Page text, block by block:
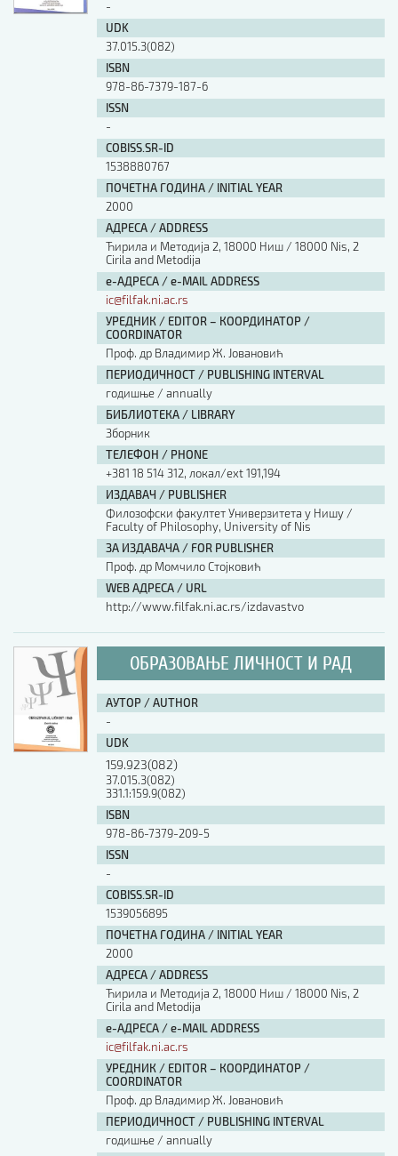
-
UDK
37.015.3(082)
ISBN
978-86-7379-187-6
ISSN
-
COBISS.SR-ID
1538880767
ПОЧЕТНА ГОДИНА / INITIAL YEAR
2000
АДРЕСА / ADDRESS
Ћирила и Методија 2, 18000 Ниш / 18000 Nis, 2
Cirila and Metodija
е-АДРЕСА / e-MAIL ADDRESS
ic@filfak.ni.ac.rs
УРЕДНИК / EDITOR – КООРДИНАТОР /
COORDINATOR
Проф. др Владимир Ж. Јовановић
ПЕРИОДИЧНОСТ / PUBLISHING INTERVAL
годишње / annually
БИБЛИОТЕКА / LIBRARY
Зборник
ТЕЛЕФОН / PHONE
+381 18 514 312, локал/ext 191,194
ИЗДАВАЧ / PUBLISHER
Филозофски факултет Универзитета у Нишу /
Faculty of Philosophy, University of Nis
ЗА ИЗДАВАЧА / FOR PUBLISHER
Проф. др Момчило Стојковић
WEB АДРЕСА / URL
http://www.filfak.ni.ac.rs/izdavastvo
ОБРАЗОВАЊЕ ЛИЧНОСТ И РАД
АУТОР / AUTHOR
-
UDK
159.923(082)
37.015.3(082)
331.1:159.9(082)
ISBN
978-86-7379-209-5
ISSN
-
COBISS.SR-ID
1539056895
ПОЧЕТНА ГОДИНА / INITIAL YEAR
2000
АДРЕСА / ADDRESS
Ћирила и Методија 2, 18000 Ниш / 18000 Nis, 2
Cirila and Metodija
е-АДРЕСА / e-MAIL ADDRESS
ic@filfak.ni.ac.rs
УРЕДНИК / EDITOR – КООРДИНАТОР /
COORDINATOR
Проф. др Владимир Ж. Јовановић
ПЕРИОДИЧНОСТ / PUBLISHING INTERVAL
годишње / annually